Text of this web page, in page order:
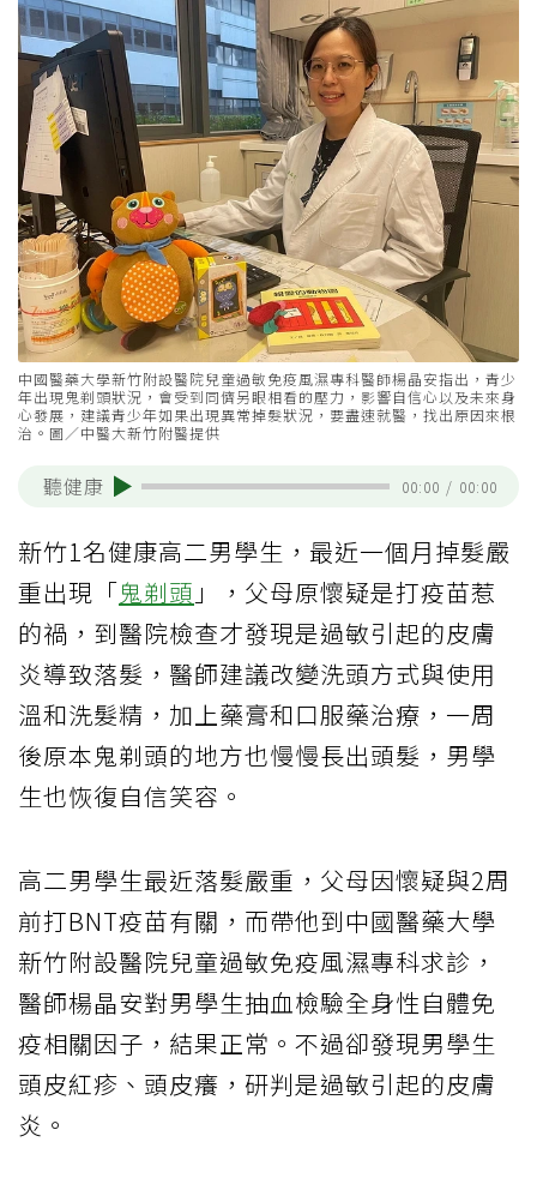
中國醫藥大學新竹附設醫院兒童過敏免疫風濕專科醫師楊晶安指出，青少
年出現鬼剃頭狀況，會受到同儕另眼相看的壓力，影響自信心以及未來身
心發展，建議青少年如果出現異常掉髮狀況，要盡速就醫，找出原因來根
治。圖／中醫大新竹附醫提供
聽健康 00:00 / 00:00
新竹1名健康高二男學生，最近一個月掉髮嚴
重出現「鬼剃頭 」，父母原懷疑是打疫苗惹
的禍，到醫院檢查才發現是過敏引起的皮膚
炎導致落髮，醫師建議改變洗頭方式與使用
溫和洗髮精，加上藥膏和口服藥治療，一周
後原本鬼剃頭的地方也慢慢長出頭髮，男學
生也恢復自信笑容。
高二男學生最近落髮嚴重，父母因懷疑與2周
前打BNT疫苗有關，而帶他到中國醫藥大學
新竹附設醫院兒童過敏免疫風濕專科求診，
醫師楊晶安對男學生抽血檢驗全身性自體免
疫相關因子，結果正常。不過卻發現男學生
頭皮紅疹、頭皮癢，研判是過敏引起的皮膚
炎。